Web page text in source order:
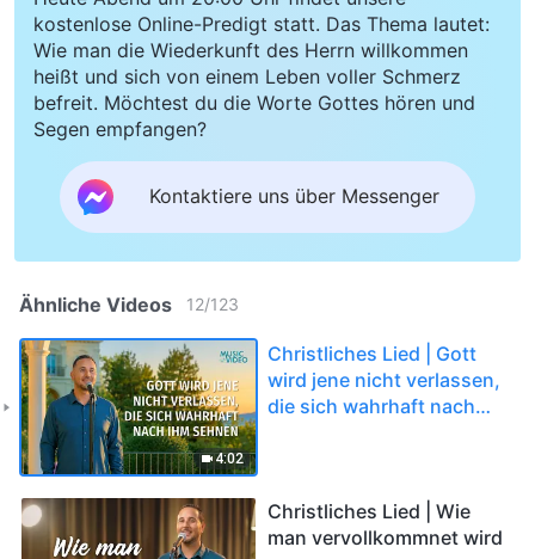
kostenlose Online-Predigt statt. Das Thema lautet:
Wie man die Wiederkunft des Herrn willkommen
heißt und sich von einem Leben voller Schmerz
befreit. Möchtest du die Worte Gottes hören und
Segen empfangen?
Kontaktiere uns über Messenger
Ähnliche Videos 12/123
4:02
Christliches Lied | Gott
wird jene nicht verlassen,
die sich wahrhaft nach
Christliches Lied | Wie
man vervollkommnet wird